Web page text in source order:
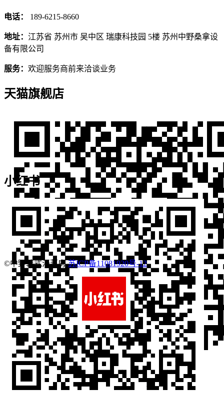
电话： 189-6215-8660
地址： 江苏省 苏州市 吴中区 瑞康科技园 5楼 苏州中野桑拿设
备有限公司
服务： 欢迎服务商前来洽谈业务
天猫旗舰店
小红书
©中野韩式汗蒸房苏ICP备11081920号-12